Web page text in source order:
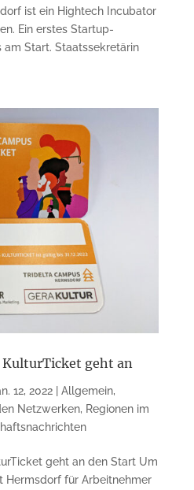
ist ein Hightech Incubator
Ein erstes Startup-
Start. Staatssekretärin
KulturTicket geht an
12, 2022| Allgemein,
Netzwerken, Regionen im
geht an den Start Um
Hermsdorf für Arbeitnehmer